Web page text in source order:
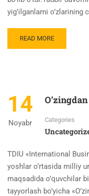
yig’ilganlarni o’zlarining
READ MORE
14
Noyabr Categories
TDIU «International
yoshlar o’rtasida milliy
maqsadida o’quvchilar
tayyorlash bo’yicha